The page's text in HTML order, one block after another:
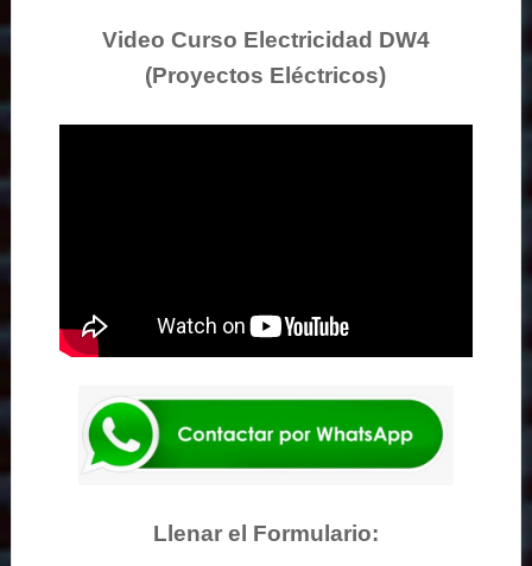
Video Curso Electricidad DW4
(Proyectos Eléctricos)
Llenar el Formulario: